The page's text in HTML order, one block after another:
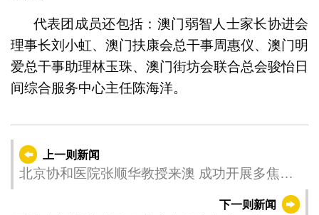
代表团成员还包括：澳门弱智人士家长协进会
理事长刘小虹、澳门扶康会总干事周惠仪、澳门明
爱总干事助理林玉珠、澳门街坊会联合总会骏怡日
间综合服务中心主任陈海洋。
上一则新闻
北京协和医院张顺华教授来澳 成功开展多焦晶
下一则新闻